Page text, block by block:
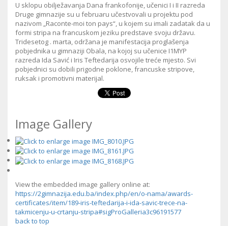
U sklopu obilježavanja Dana frankofonije, učenici I i II razreda
Druge gimnazije su u februaru učestvovali u projektu pod
nazivom „Raconte-moi ton pays“, u kojem su imali zadatak da u
formi stripa na francuskom jeziku predstave svoju državu.
Tridesetog . marta, održana je manifestacija proglašenja
pobjednika u gimnaziji Obala, na kojoj su učenice I1MYP
razreda Ida Savić i Iris Teftedarija osvojile treće mjesto. Svi
pobjednici su dobili prigodne poklone, francuske stripove,
ruksak i promotivni materijal.
Image Gallery
View the embedded image gallery online at:
https://2gimnazija.edu.ba/index.php/en/o-nama/awards-
certificates/item/189-iris-teftedarija-i-ida-savic-trece-na-
takmicenju-u-crtanju-stripa#sigProGalleria3c96191577
back to top